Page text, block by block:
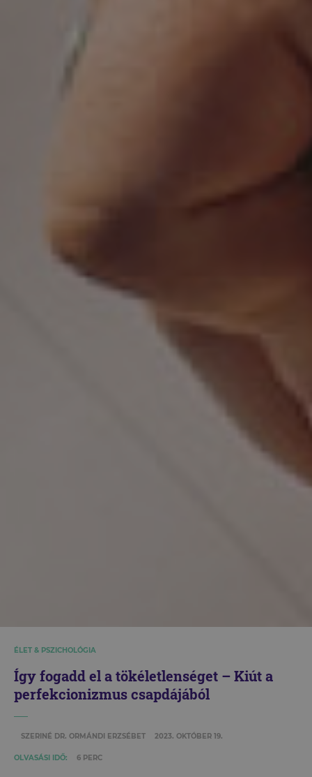
ÉLET & PSZICHOLÓGIA
Így fogadd el a tökéletlenséget – Kiút a
perfekcionizmus csapdájából
SZERINÉ DR. ORMÁNDI ERZSÉBET 2023. OKTÓBER 19.
OLVASÁSI IDŐ: 6 PERC